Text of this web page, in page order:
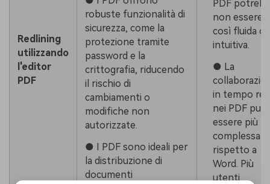
Redlining
utilizzando
l'editor
PDF
robuste funzionalità di
sicurezza, come la
protezione tramite
password e la
crittografia, riducendo
il rischio di
cambiamenti o
modifiche non
autorizzate.
● I PDF sono ideali per
la distribuzione di
documenti
PDF
non essere
così fluida o
intuitiva.
● La
in tempo
nei PDF può
essere più
complessa
rispetto a
Word. Più
utenti